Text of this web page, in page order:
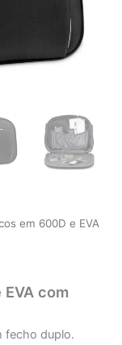
em 600D e EVA
com
fecho duplo.